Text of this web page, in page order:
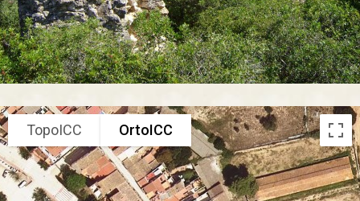
TopoICC OrtoICC